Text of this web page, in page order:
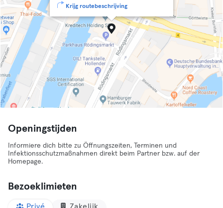
Krijg routebeschrijving
Openingstijden
Informiere dich bitte zu Öffnungszeiten, Terminen und
Infektionsschutzmaßnahmen direkt beim Partner bzw. auf der
Homepage.
Bezoeklimieten